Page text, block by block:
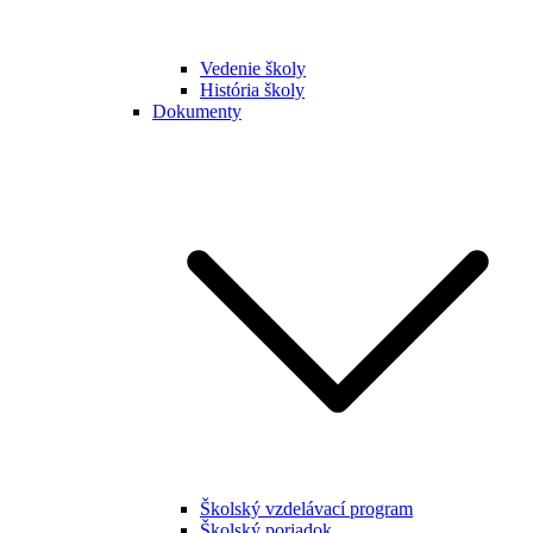
Vedenie školy
História školy
Dokumenty
Školský vzdelávací program